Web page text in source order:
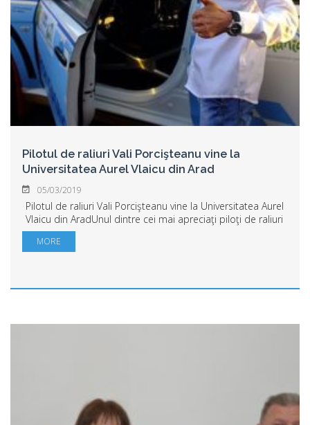
Pilotul de raliuri Vali Porcişteanu vine la
Universitatea Aurel Vlaicu din Arad
05/03/2019
Pilotul de raliuri Vali Porcişteanu vine la Universitatea Aurel
Vlaicu din AradUnul dintre cei mai apreciaţi piloţi de raliuri
din România, Vali Porcişteanu vine la Universitatea „Aurel
Vlaicu” din Ar...
MORE